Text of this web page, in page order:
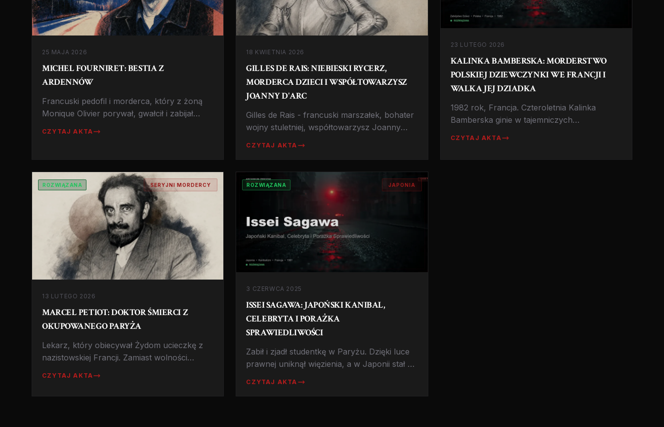
25 MAJA 2026
MICHEL FOURNIRET: BESTIA Z
ARDENNÓW
Francuski pedofil i morderca, który z żoną
Monique Olivier porywał, gwałcił i zabijał
CZYTAJ AKTA
18 KWIETNIA 2026
GILLES DE RAIS: NIEBIESKI RYCERZ,
MORDERCA DZIECI I WSPÓŁTOWARZYSZ
JOANNY D'ARC
Gilles de Rais - francuski marszałek, bohater
wojny stuletniej, współtowarzysz Joanny
CZYTAJ AKTA
23 LUTEGO 2026
KALINKA BAMBERSKA: MORDERSTWO
POLSKIEJ DZIEWCZYNKI WE FRANCJI I
WALKA JEJ DZIADKA
1982 rok, Francja. Czteroletnia Kalinka
Bamberska ginie w tajemniczych
CZYTAJ AKTA
ROZWIĄZANA SERYJNI MORDERCY
13 LUTEGO 2026
MARCEL PETIOT: DOKTOR ŚMIERCI Z
OKUPOWANEGO PARYŻA
Lekarz, który obiecywał Żydom ucieczkę z
nazistowskiej Francji. Zamiast wolności
ofiary, piec krematoryjny i kłęby dymu nad
CZYTAJ AKTA
ROZWIĄZANA JAPONIA
3 CZERWCA 2025
ISSEI SAGAWA: JAPOŃSKI KANIBAL,
CELEBRYTA I PORAŻKA
SPRAWIEDLIWOŚCI
Zabił i zjadł studentkę w Paryżu. Dzięki luce
prawnej uniknął więzienia, a w Japonii stał się
CZYTAJ AKTA